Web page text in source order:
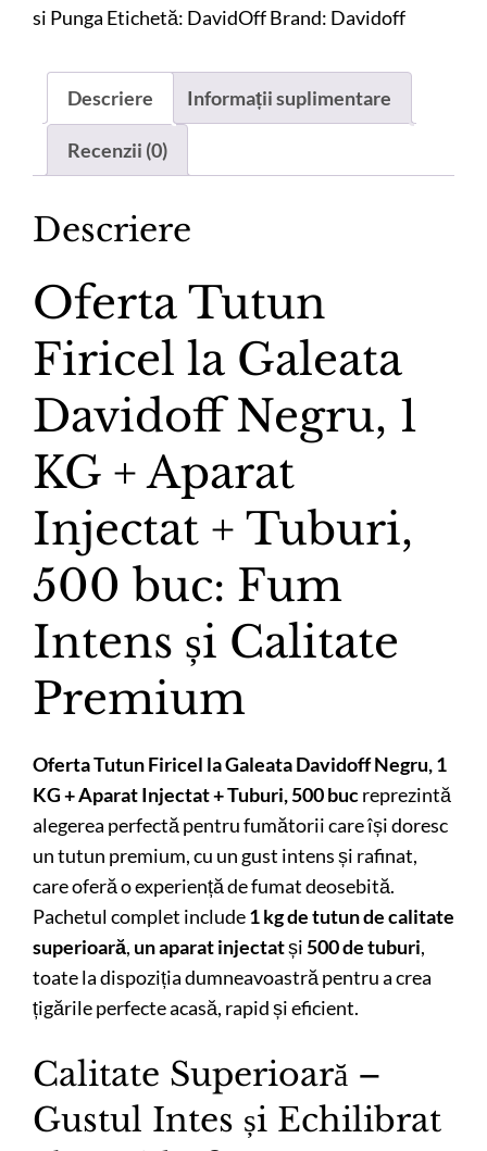
Galeata
Negru,
Injectat
Tuburi,
500
buc
si Punga Etichetă: DavidOffBrand: Davidoff
Descriere Informații suplimentare
Recenzii (0)
Descriere
Oferta Tutun
Firicel la Galeata
Davidoff Negru, 1
KG + Aparat
Injectat + Tuburi,
500 buc: Fum
Intens și Calitate
Premium
Oferta Tutun Firicel la Galeata Davidoff Negru, 1
KG + Aparat Injectat + Tuburi, 500 bucreprezintă
alegerea perfectă pentru fumătorii care își doresc
un tutun premium, cu un gust intens și rafinat,
care oferă o experiență de fumat deosebită.
Pachetul complet include1 kg de tutun de calitate
superioară, un aparat injectatși500 de tuburi,
toate la dispoziția dumneavoastră pentru a crea
țigările perfecte acasă, rapid și eficient.
Calitate Superioară –
Gustul Intes și Echilibrat